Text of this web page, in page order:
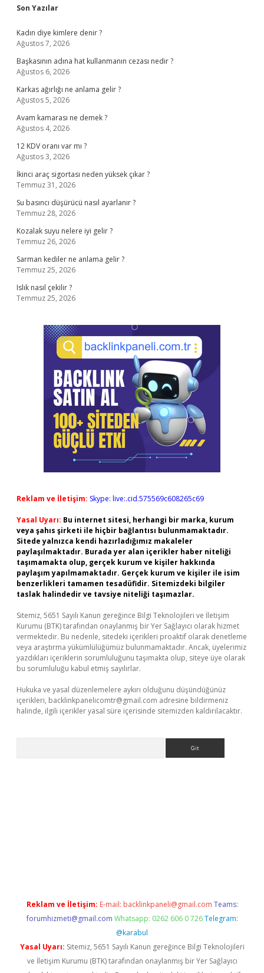
Sidebar
Son Yazılar
Kadın diye kimlere denir ?
Ağustos 7, 2026
Başkasının adına hat kullanmanın cezası nedir ?
Ağustos 6, 2026
Karkas ağırlığı ne anlama gelir ?
Ağustos 5, 2026
Avam kamarası ne demek ?
Ağustos 4, 2026
12 KDV oranı var mı ?
Ağustos 3, 2026
İkinci araç sigortası neden yüksek çıkar ?
Temmuz 31, 2026
Su basıncı düşürücü nasıl ayarlanır ?
Temmuz 28, 2026
Kozalak suyu nelere iyi gelir ?
Temmuz 26, 2026
Sarman kediler ne anlama gelir ?
Temmuz 25, 2026
Islık nasıl çekilir ?
Temmuz 25, 2026
Reklam ve İletişim: Skype: live:.cid.575569c608265c69
Yasal Uyarı: Bu internet sitesi, herhangi bir marka, kurum
veya şahıs şirketi ile hiçbir bağlantısı bulunmamaktadır.
Sitede yalnızca kendi hazırladığımız makaleler
paylaşılmaktadır. Burada yer alan içerikler haber niteliği
taşımamakta olup, gerçek kurum ve kişiler hakkında
paylaşım yapılmamaktadır. Gerçek kurum ve kişiler ile isim
benzerlikleri tamamen tesadüfidir. Sitemizdeki bilgiler
taslak halindedir ve tavsiye niteliği taşımazlar.
Sitemiz, 5651 Sayılı Kanun gereğince Bilgi Teknolojileri ve İletişim
Kurumu (BTK) tarafından onaylanmış bir Yer Sağlayıcı olarak hizmet
vermektedir. Bu nedenle, sitedeki içerikleri proaktif olarak denetleme
veya araştırma yükümlülüğümüz bulunmamaktadır. Ancak, üyelerimiz
yazdıkları içeriklerin sorumluluğunu taşımakta olup, siteye üye olarak
bu sorumluluğu kabul etmiş sayılırlar.
Hukuka ve yasal düzenlemelere aykırı olduğunu düşündüğünüz
içerikleri, backlinkpanelicomtr@gmail.com adresine bildirmeniz
halinde, ilgili içerikler yasal süre içerisinde sitemizden kaldırılacaktır.
Reklam ve İletişim: E-mail: backlinkpaneli@gmail.com Teams:
forumhizmeti@gmail.com Whatsapp: 0262 606 0 726 Telegram:
@karabul
Yasal Uyarı: Sitemiz, 5651 Sayılı Kanun gereğince Bilgi Teknolojileri
ve İletişim Kurumu (BTK) tarafından onaylanmış bir Yer Sağlayıcı